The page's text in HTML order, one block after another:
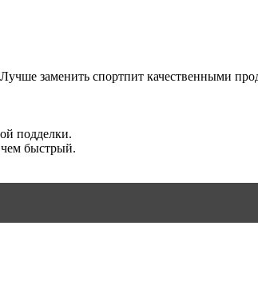
заменить спортпит качественными
подделки.
чем быстрый.